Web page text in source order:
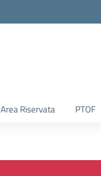
Area Riservata PTOF